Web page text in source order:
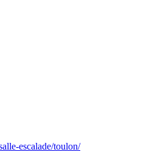
escalade/toulon/